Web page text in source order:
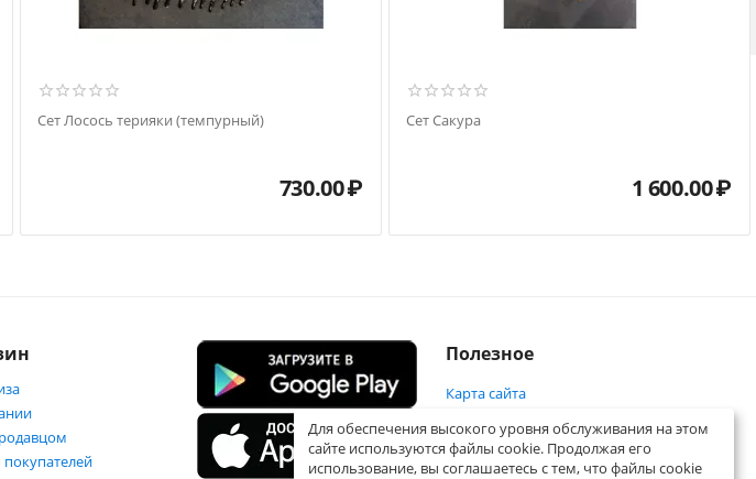
Сет Лосось терияки (темпурный)
730.00₽
Сет Сакура
1 600.00₽
Полезное
Карта сайта
Для обеспечения высокого уровня обслуживания на этом
сайте используются файлы cookie. Продолжая его
использование, вы соглашаетесь с тем, что файлы cookie